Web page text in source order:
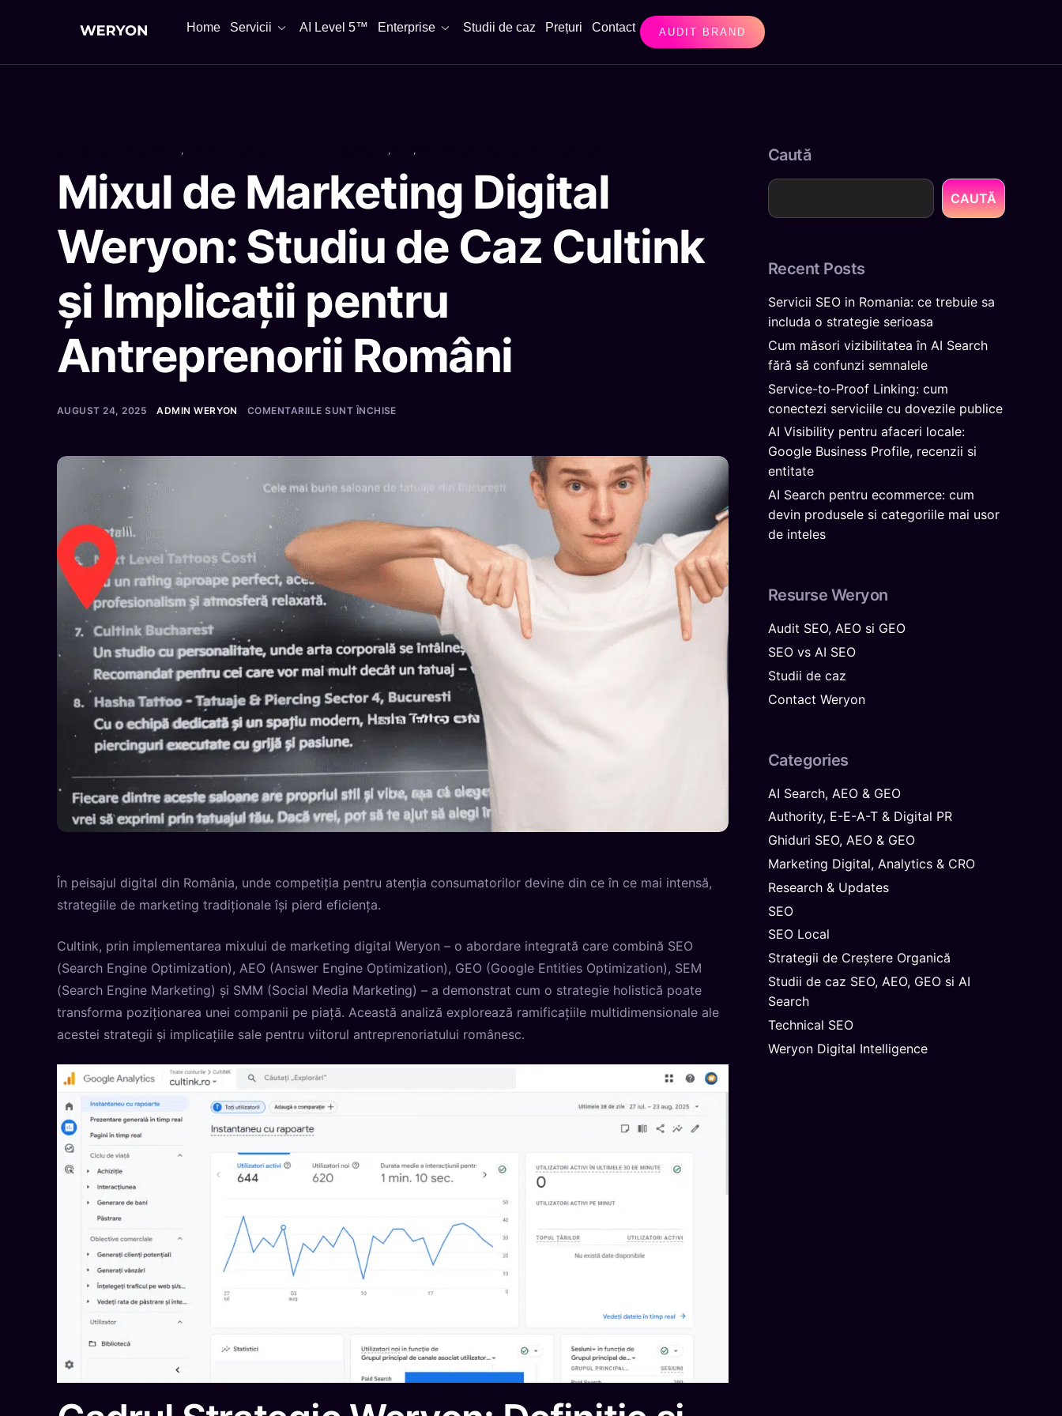
Home Servicii AI Level 5™ Enterprise Studii de caz Prețuri Contact AUDIT BRAND
, , ,
Mixul de Marketing Digital
Weryon: Studiu de Caz Cultink
și Implicații pentru
Antreprenorii Români
AUGUST 24, 2025 ADMIN WERYON COMENTARIILE SUNT ÎNCHISE
În peisajul digital din România, unde competiția pentru atenția consumatorilor devine din ce în ce mai intensă,
strategiile de marketing tradiționale își pierd eficiența.
Cultink, prin implementarea mixului de marketing digital Weryon – o abordare integrată care combină SEO
(Search Engine Optimization), AEO (Answer Engine Optimization), GEO (Google Entities Optimization), SEM
(Search Engine Marketing) și SMM (Social Media Marketing) – a demonstrat cum o strategie holistică poate
transforma poziționarea unei companii pe piață. Această analiză explorează ramificațiile multidimensionale ale
acestei strategii și implicațiile sale pentru viitorul antreprenoriatului românesc.
Caută
CAUTĂ
Recent Posts
Servicii SEO in Romania: ce trebuie sa
includa o strategie serioasa
Cum măsori vizibilitatea în AI Search
fără să confunzi semnalele
Service-to-Proof Linking: cum
conectezi serviciile cu dovezile publice
AI Visibility pentru afaceri locale:
Google Business Profile, recenzii si
entitate
AI Search pentru ecommerce: cum
devin produsele si categoriile mai usor
de inteles
Resurse Weryon
Audit SEO, AEO si GEO
SEO vs AI SEO
Studii de caz
Contact Weryon
Categories
AI Search, AEO & GEO
Authority, E-E-A-T & Digital PR
Ghiduri SEO, AEO & GEO
Marketing Digital, Analytics & CRO
Research & Updates
SEO
SEO Local
Strategii de Creștere Organică
Studii de caz SEO, AEO, GEO si AI
Search
Technical SEO
Weryon Digital Intelligence